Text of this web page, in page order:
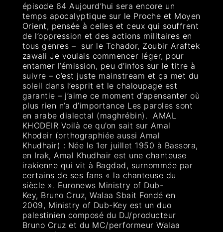
épisode 64 Aujourd’hui sera encore un
temps apocalyptique sur le Proche et Moyen
Orient, pensée à celles et ceux qui souffrent
de l’oppression et des actions militaires en
tous genres – sur le Tchador, Zoubir Araftek
zawali Je voulais commencer léger, pour
entamer l’émission, peu d’infos sur le titre à
suivre – c’est juste mainstream et ça met du
soleil dans l’esprit et le chaloupage est
garantie – j’aime ce moment d’apensanter où
plus rien n’a d’importance Les paroles sont
en arabe dialectal (maghrébin). AMAL
KHODEIR Voilà ce qu’on sait sur Amal
Khodeir (orthographiée aussi Amal
Khudhair) : Née le 1er juillet 1950 à Bassora,
en Irak, Amal Khudhair est une chanteuse
irakienne qui vit à Bagdad, surnommée par
certains de ses fans « la chanteuse du
siècle ». Euronews Ministry of Dub-
Key, Bruno Cruz, Walaa Sbait Fondé en
2009, Ministry of Dub-Key est un duo
palestinien composé du DJ/producteur
Bruno Cruz et du MC/performeur Walaa